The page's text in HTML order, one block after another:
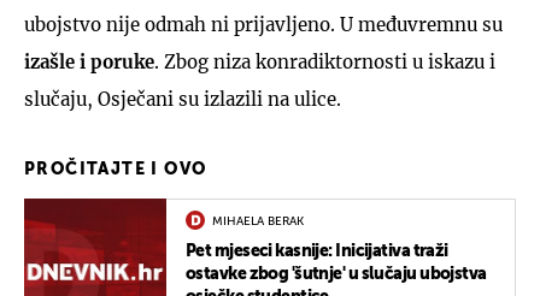
ubojstvo nije odmah ni prijavljeno. U međuvremnu su
izašle i poruke. Zbog niza konradiktornosti u iskazu i
slučaju, Osječani su izlazili na ulice.
PROČITAJTE I OVO
MIHAELA BERAK
Pet mjeseci kasnije: Inicijativa traži
ostavke zbog 'šutnje' u slučaju ubojstva